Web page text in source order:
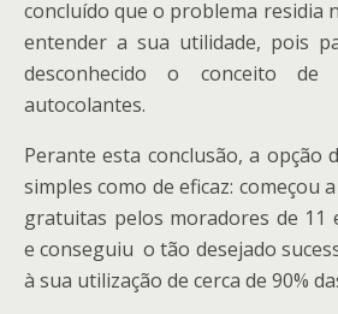
concluído que o problema residia
entender a sua utilidade, pois
desconhecido o conceito
autocolantes.
Perante esta conclusão, a opção
simples como de eficaz: começou
gratuitas pelos moradores de 11
e conseguiu o tão desejado
à sua utilização de cerca de 90%